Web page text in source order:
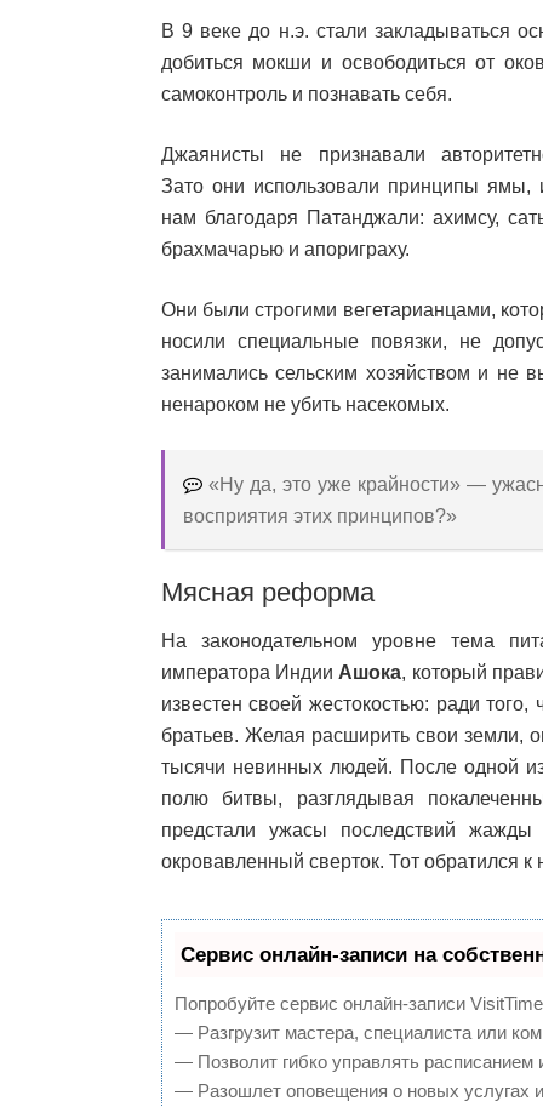
В 9 веке до н.э. стали закладываться
добиться мокши и освободиться от
самоконтроль и познавать себя.
Джаянисты не признавали
Зато они использовали принципы ямы,
нам благодаря Патанджали: ахимсу,
брахмачарью и апориграху.
Они были строгими вегетарианцами,
носили специальные повязки, не
занимались сельским хозяйством и не
ненароком не убить насекомых.
«Ну да, это уже крайности» —
восприятия этих принципов?»
Мясная реформа
На законодательном уровне тема
императора Индии Ашока, который
известен своей жестокостью: ради
братьев. Желая расширить свои земли,
тысячи невинных людей. После одной
полю битвы, разглядывая
предстали ужасы последствий
окровавленный сверток. Тот обратился к
Сервис онлайн-записи на
Попробуйте сервис онлайн-записи
— Разгрузит мастера, специалиста или
— Позволит гибко управлять расписанием
— Разошлет оповещения о новых услугах